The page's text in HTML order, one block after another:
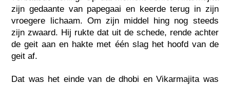
zijn gedaante van papegaai en keerde terug in zijn
vroegere lichaam. Om zijn middel hing nog steeds
zijn zwaard. Hij rukte dat uit de schede, rende achter
de geit aan en hakte met één slag het hoofd van de
geit af.
Dat was het einde van de dhobi en Vikarmajita was